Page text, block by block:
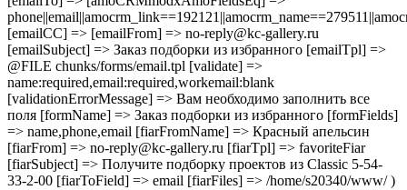
[emailCC] => [emailFrom] => no-reply@kc-gallery.ru
[emailSubject] => Заказ подборки из избранного [emailTpl] =>
@FILE chunks/forms/email.tpl [validate] =>
name:required,email:required,workemail:blank
[validationErrorMessage] => Вам необходимо заполнить все
поля [formName] => Заказ подборки из избранного [formFields]
=> name,phone,email [fiarFromName] => Красный апельсин
[fiarFrom] => no-reply@kc-gallery.ru [fiarTpl] => favoriteFiar
[fiarSubject] => Получите подборку проектов из Сlassic 5-54-
33-2-00 [fiarToField] => email [fiarFiles] => /home/s20340/www/ )